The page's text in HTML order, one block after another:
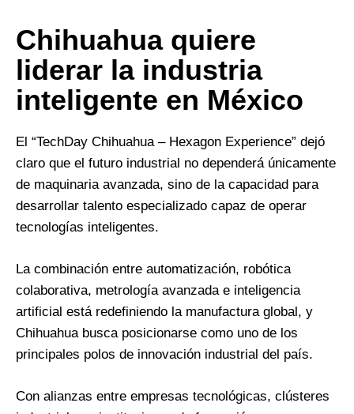
Chihuahua quiere
liderar la industria
inteligente en México
El “TechDay Chihuahua – Hexagon Experience” dejó
claro que el futuro industrial no dependerá únicamente
de maquinaria avanzada, sino de la capacidad para
desarrollar talento especializado capaz de operar
tecnologías inteligentes.
La combinación entre automatización, robótica
colaborativa, metrología avanzada e inteligencia
artificial está redefiniendo la manufactura global, y
Chihuahua busca posicionarse como uno de los
principales polos de innovación industrial del país.
Con alianzas entre empresas tecnológicas, clústeres